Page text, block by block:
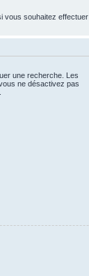
vous souhaitez effectuer
une recherche. Les
ne désactivez pas